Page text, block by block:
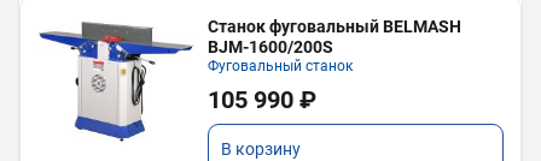
Станок фуговальный BELMASH
BJM-1600/200S
Фуговальный станок
105 990 ₽
В корзину